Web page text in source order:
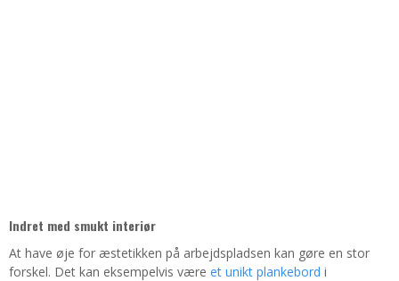
Indret med smukt interiør
At have øje for æstetikken på arbejdspladsen kan gøre en stor
forskel. Det kan eksempelvis være et unikt plankebord i